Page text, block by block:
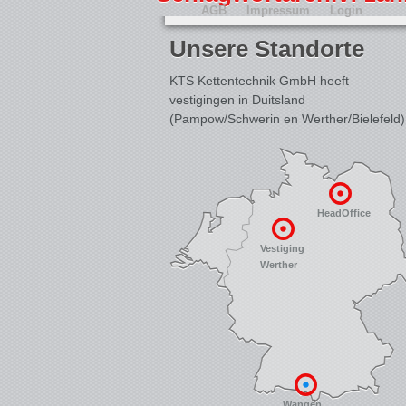
Unsere Standorte
KTS Kettentechnik GmbH heeft
vestigingen in Duitsland
(Pampow/Schwerin en Werther/
HeadOffice
Vestiging
Werther
AGB Impressum Login